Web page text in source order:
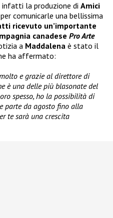
infatti la produzione di Amici
per comunicarle una bellissima
ricevuto un’importante
canadese Pro Arte
a Maddalena è stato il
ha affermato:
e grazie al direttore di
è una delle più blasonate del
spesso, ho la possibilità di
parte da agosto fino alla
te sarà una crescita